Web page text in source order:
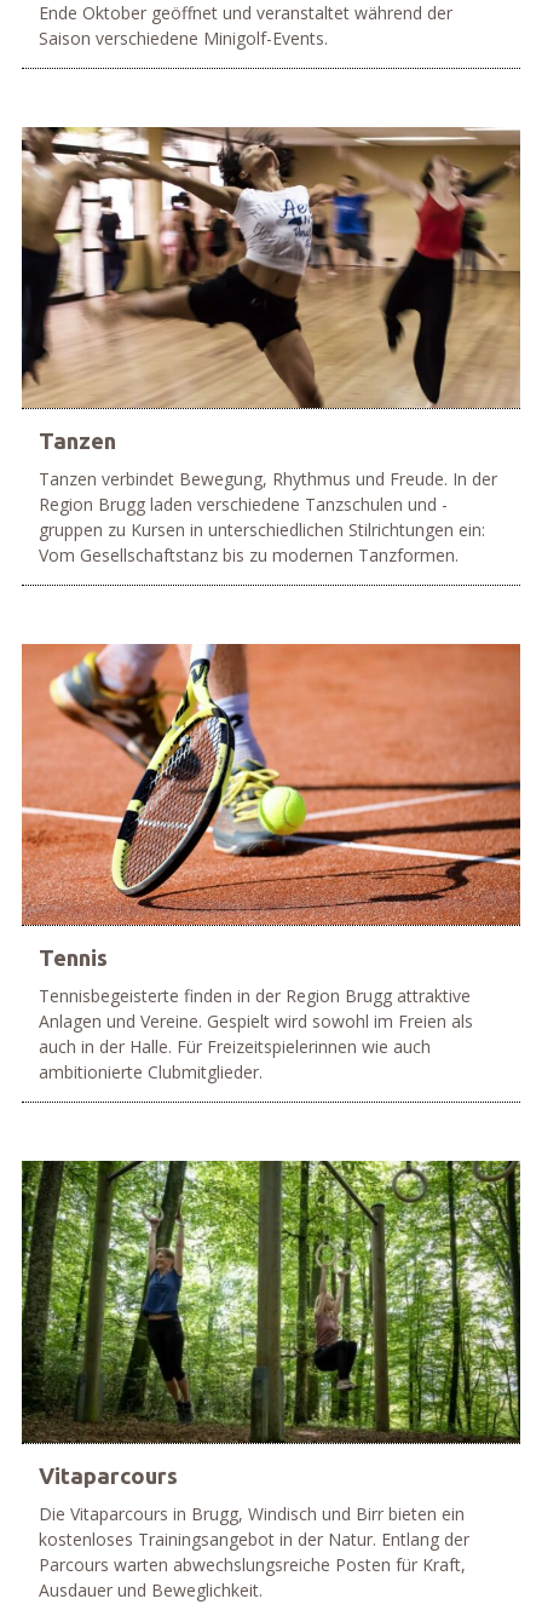
Ende Oktober geöffnet und veranstaltet während der
Saison verschiedene Minigolf-Events.
Tanzen
Tanzen verbindet Bewegung, Rhythmus und Freude. In der
Region Brugg laden verschiedene Tanzschulen und -
gruppen zu Kursen in unterschiedlichen Stilrichtungen ein:
Vom Gesellschaftstanz bis zu modernen Tanzformen.
mehr
Tennis
Tennisbegeisterte finden in der Region Brugg attraktive
Anlagen und Vereine. Gespielt wird sowohl im Freien als
auch in der Halle. Für Freizeitspielerinnen wie auch
ambitionierte Clubmitglieder.
mehr
Vitaparcours
Die Vitaparcours in Brugg, Windisch und Birr bieten ein
kostenloses Trainingsangebot in der Natur. Entlang der
Parcours warten abwechslungsreiche Posten für Kraft,
Ausdauer und Beweglichkeit.